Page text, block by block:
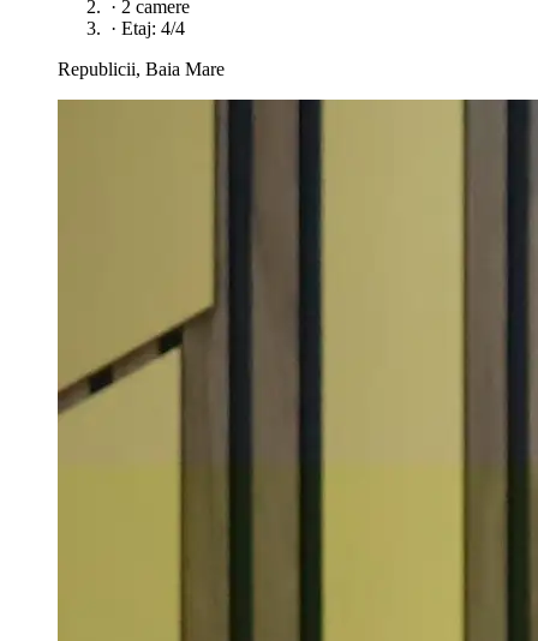
· 2 camere
· Etaj: 4/4
Republicii, Baia Mare